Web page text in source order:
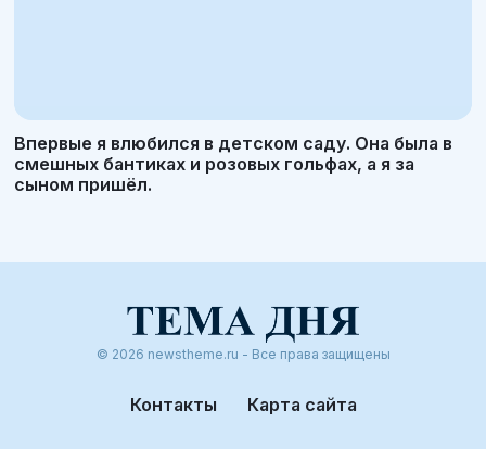
Впервые я влюбился в детском саду. Она была в
смешных бантиках и розовых гольфах, а я за
сыном пришёл.
© 2026 newstheme.ru - Все права защищены
Контакты Карта сайта